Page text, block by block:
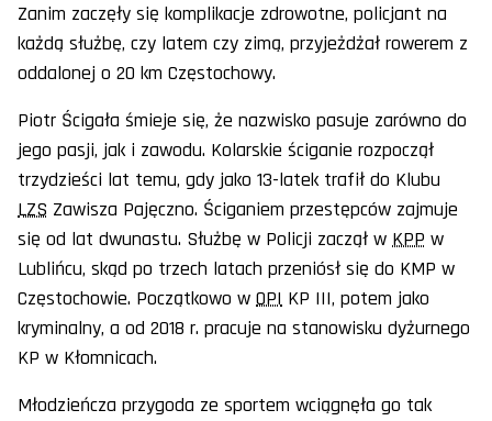
Zanim zaczęły się komplikacje zdrowotne, policjant na
każdą służbę, czy latem czy zimą, przyjeżdżał rowerem z
oddalonej o 20 km Częstochowy.
Piotr Ścigała śmieje się, że nazwisko pasuje zarówno do
jego pasji, jak i zawodu. Kolarskie ściganie rozpoczął
trzydzieści lat temu, gdy jako 13-latek trafił do Klubu
LZS Zawisza Pajęczno. Ściganiem przestępców zajmuje
się od lat dwunastu. Służbę w Policji zaczął w KPP w
Lublińcu, skąd po trzech latach przeniósł się do KMP w
Częstochowie. Początkowo w OPI KP III, potem jako
kryminalny, a od 2018 r. pracuje na stanowisku dyżurnego
KP w Kłomnicach.
Młodzieńcza przygoda ze sportem wciągnęła go tak